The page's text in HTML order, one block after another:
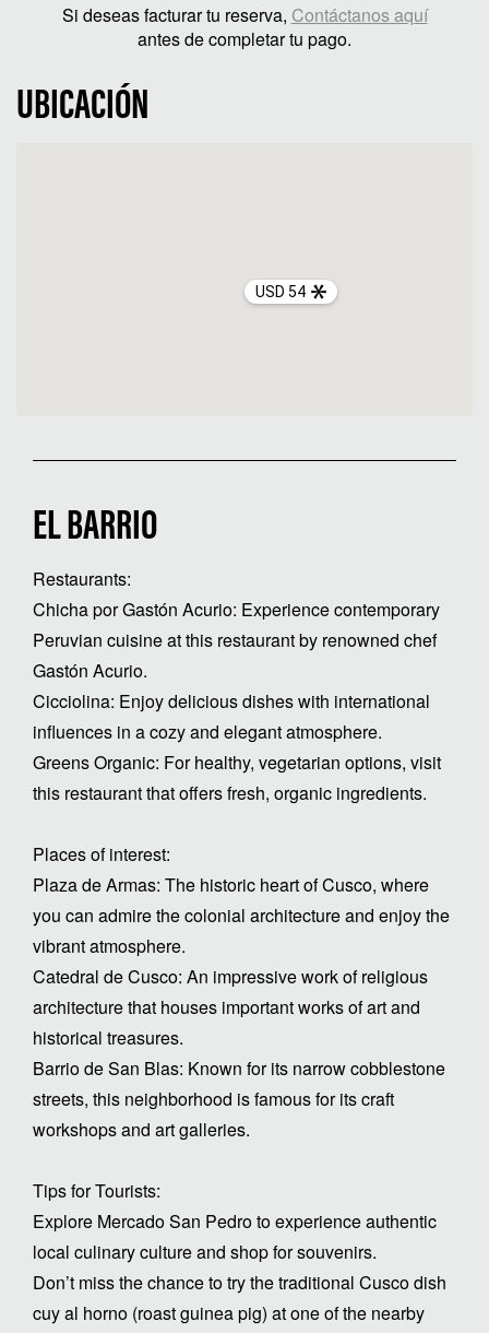
Si deseas facturar tu reserva, Contáctanos aquí
antes de completar tu pago.
UBICACIÓN
USD 54
EL BARRIO
Restaurants:
Chicha por Gastón Acurio: Experience contemporary
Peruvian cuisine at this restaurant by renowned chef
Gastón Acurio.
Cicciolina: Enjoy delicious dishes with international
influences in a cozy and elegant atmosphere.
Greens Organic: For healthy, vegetarian options, visit
this restaurant that offers fresh, organic ingredients.
Places of interest:
Plaza de Armas: The historic heart of Cusco, where
you can admire the colonial architecture and enjoy the
vibrant atmosphere.
Catedral de Cusco: An impressive work of religious
architecture that houses important works of art and
historical treasures.
Barrio de San Blas: Known for its narrow cobblestone
streets, this neighborhood is famous for its craft
workshops and art galleries.
Tips for Tourists:
Explore Mercado San Pedro to experience authentic
local culinary culture and shop for souvenirs.
Don’t miss the chance to try the traditional Cusco dish
cuy al horno (roast guinea pig) at one of the nearby